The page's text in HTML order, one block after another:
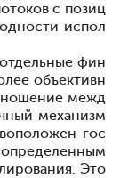
с позиц
испол
фин
объективн
межд
механизм
гос
определенным
Это